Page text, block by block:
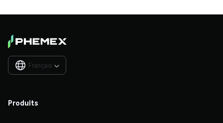
Français 
Produits